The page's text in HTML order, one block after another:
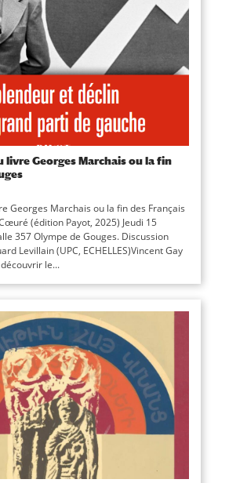
livre Georges Marchais ou la fin
Georges Marchais ou la fin des Français
(édition Payot, 2025) Jeudi 15
357 Olympe de Gouges. Discussion
Levillain (UPC, ECHELLES)Vincent Gay
découvrir le...